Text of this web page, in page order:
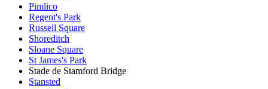
Pimlico
Regent's Park
Russell Square
Shoreditch
Sloane Square
St James's Park
Stade de Stamford Bridge
Stansted